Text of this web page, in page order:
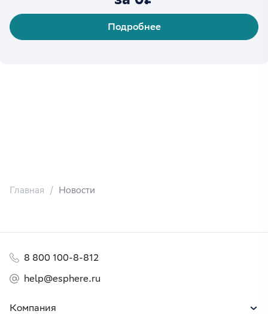
Подробнее
Главная Новости
Компания
8 800 100-8-812
help@esphere.ru